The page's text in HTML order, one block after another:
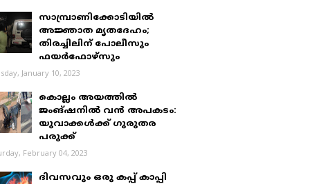
സാമ്പ്രാണിക്കോടിയിൽ
അജ്ഞാത മൃതദേഹം;
തിരച്ചിലിന് പോലീസും
ഫയർഫോഴ്‌സും
January 10, 2023
കൊല്ലം അയത്തിൽ
ജംങ്ഷനിൽ വൻ അപകടം:
യുവാക്കൾക്ക് ഗുരുതര
പരുക്ക്
February 04, 2023
ദിവസവും ഒരു കപ്പ് കാപ്പി